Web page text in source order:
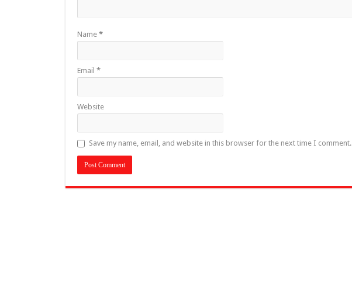
Name *
Email *
Website
Save my name, email, and website in this browser for the next time I comment.